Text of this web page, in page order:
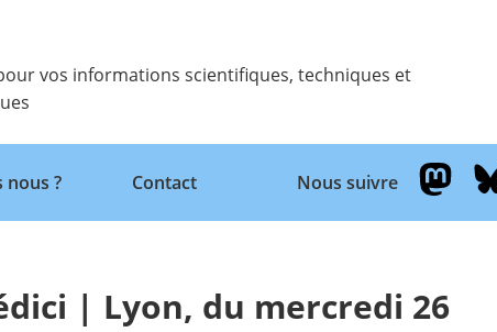
vos informations scientifiques, techniques et
nous ? Contact Nous suivre
| Lyon, du mercredi 26